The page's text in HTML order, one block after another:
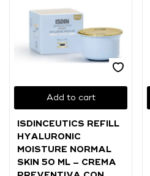
Add to cart
ISDINCEUTICS REFILL
HYALURONIC
MOISTURE NORMAL
SKIN 50 ML – CREMA